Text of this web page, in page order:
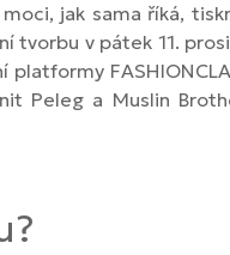
jak sama říká,
v pátek 11.
Peleg a Muslin